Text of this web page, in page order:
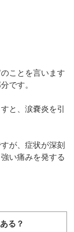
ことを言います
です。
と、涙嚢炎を引
が、症状が深刻
い痛みを発する
る？